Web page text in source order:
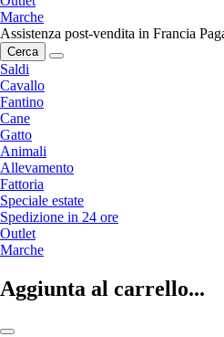
Marche
Assistenza post-vendita in Francia
Cerca
Saldi
Cavallo
Fantino
Cane
Gatto
Animali
Allevamento
Fattoria
Speciale estate
Spedizione in 24 ore
Outlet
Marche
Aggiunta al carrello...